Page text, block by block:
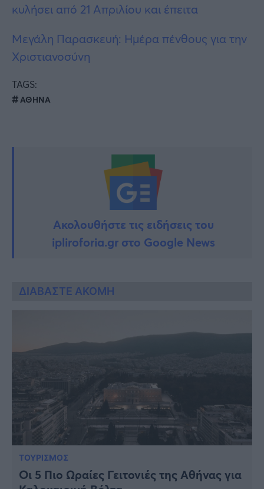
κυλήσει από 21 Απριλίου και έπειτα
Μεγάλη Παρασκευή: Ημέρα πένθους για την
Χριστιανοσύνη
TAGS:
ΑΘΗΝΑ
Ακολουθήστε τις ειδήσεις του
ipliroforia.gr στο Google News
ΔΙΑΒΑΣΤΕ ΑΚΟΜΗ
ΤΟΥΡΙΣΜΟΣ
Οι 5 Πιο Ωραίες Γειτονιές της Αθήνας για